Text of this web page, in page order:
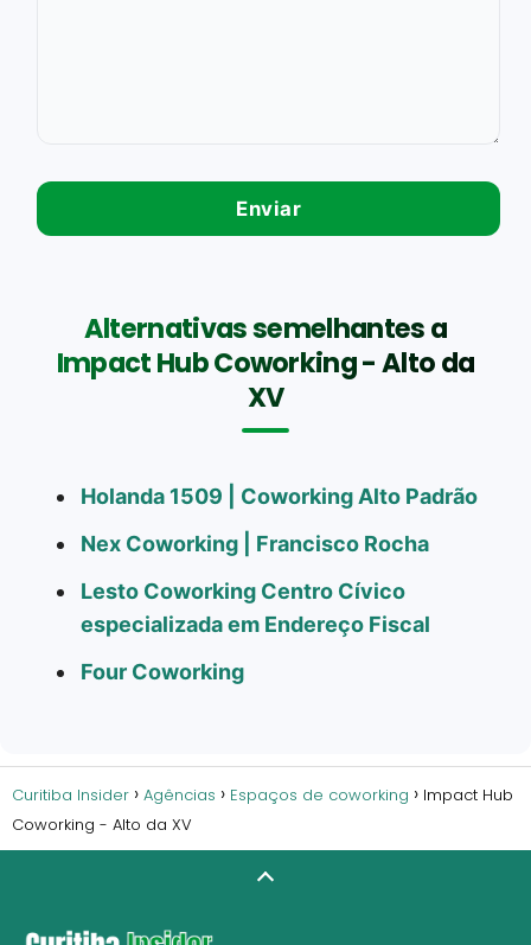
Alternativas semelhantes a
Impact Hub Coworking - Alto da
XV
Holanda 1509 | Coworking Alto Padrão
Nex Coworking | Francisco Rocha
Lesto Coworking Centro Cívico
especializada em Endereço Fiscal
Four Coworking
Curitiba Insider Agências Espaços de coworking
Impact Hub
Coworking - Alto da XV